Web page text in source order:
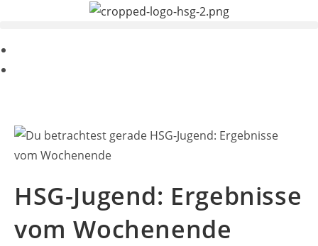
HSG-Jugend: Ergebnisse
vom Wochenende